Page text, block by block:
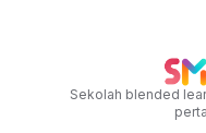
Sekolah blended